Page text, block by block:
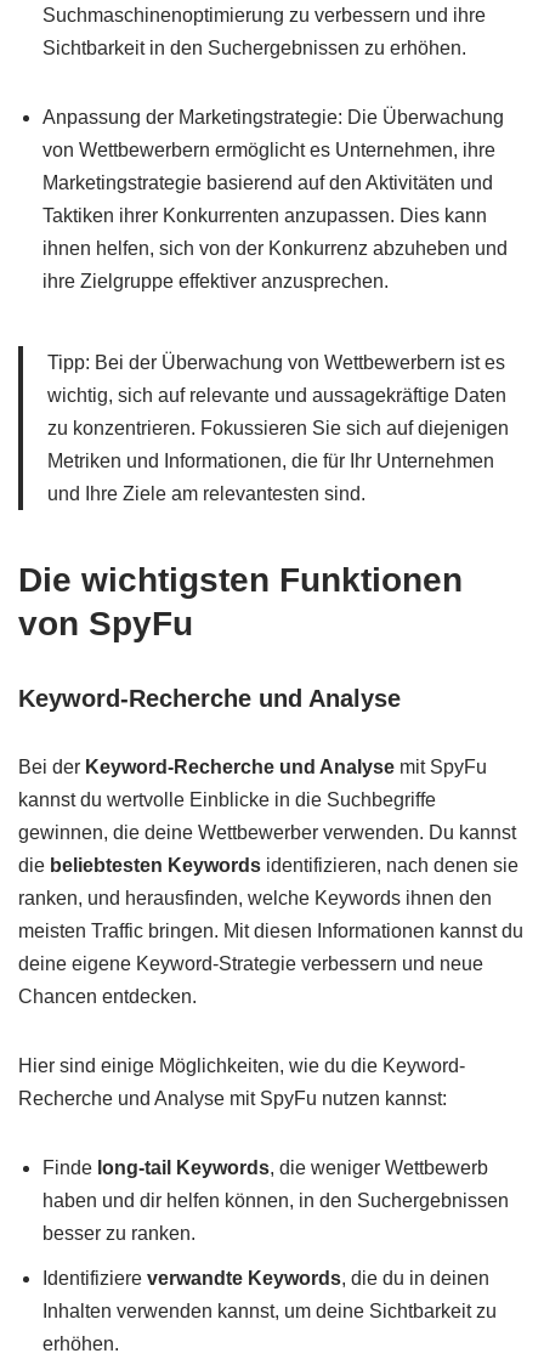
Suchmaschinenoptimierung zu verbessern und ihre
Sichtbarkeit in den Suchergebnissen zu erhöhen.
Anpassung der Marketingstrategie: Die Überwachung
von Wettbewerbern ermöglicht es Unternehmen, ihre
Marketingstrategie basierend auf den Aktivitäten und
Taktiken ihrer Konkurrenten anzupassen. Dies kann
ihnen helfen, sich von der Konkurrenz abzuheben und
ihre Zielgruppe effektiver anzusprechen.
Tipp: Bei der Überwachung von Wettbewerbern ist es
wichtig, sich auf relevante und aussagekräftige Daten
zu konzentrieren. Fokussieren Sie sich auf diejenigen
Metriken und Informationen, die für Ihr Unternehmen
und Ihre Ziele am relevantesten sind.
Die wichtigsten Funktionen
von SpyFu
Keyword-Recherche und Analyse
Bei der Keyword-Recherche und Analyse mit SpyFu
kannst du wertvolle Einblicke in die Suchbegriffe
gewinnen, die deine Wettbewerber verwenden. Du kannst
die beliebtesten Keywords identifizieren, nach denen sie
ranken, und herausfinden, welche Keywords ihnen den
meisten Traffic bringen. Mit diesen Informationen kannst du
deine eigene Keyword-Strategie verbessern und neue
Chancen entdecken.
Hier sind einige Möglichkeiten, wie du die Keyword-
Recherche und Analyse mit SpyFu nutzen kannst:
Finde long-tail Keywords, die weniger Wettbewerb
haben und dir helfen können, in den Suchergebnissen
besser zu ranken.
Identifiziere verwandte Keywords, die du in deinen
Inhalten verwenden kannst, um deine Sichtbarkeit zu
erhöhen.